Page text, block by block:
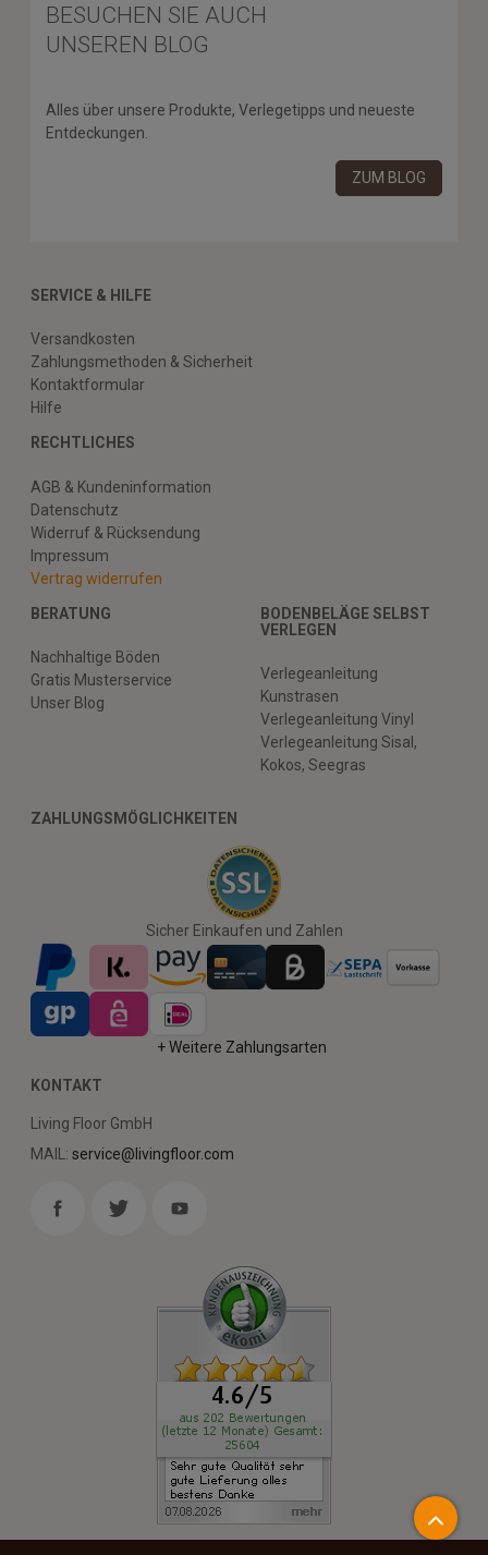
BESUCHEN SIE AUCH
UNSEREN BLOG
Alles über unsere Produkte, Verlegetipps und neueste
Entdeckungen.
ZUM BLOG
SERVICE & HILFE
Versandkosten
Zahlungsmethoden & Sicherheit
Kontaktformular
Hilfe
RECHTLICHES
AGB & Kundeninformation
Datenschutz
Widerruf & Rücksendung
Impressum
Vertrag widerrufen
BERATUNG
Nachhaltige Böden
Gratis Musterservice
Unser Blog
BODENBELÄGE SELBST
VERLEGEN
Verlegeanleitung
Kunstrasen
Verlegeanleitung Vinyl
Verlegeanleitung Sisal,
Kokos, Seegras
ZAHLUNGSMÖGLICHKEITEN
Sicher Einkaufen und Zahlen
+ Weitere Zahlungsarten
KONTAKT
Living Floor GmbH
MAIL: service@livingfloor.com